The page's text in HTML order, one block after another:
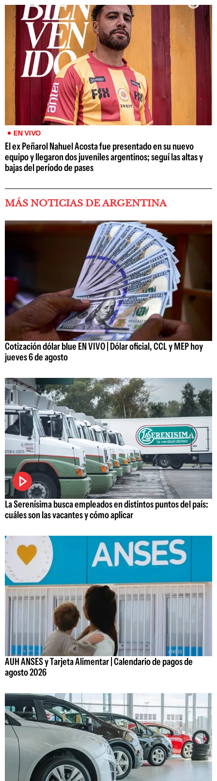
EN VIVO
El ex Peñarol Nahuel Acosta fue presentado en su nuevo
equipo y llegaron dos juveniles argentinos; seguí las altas y
bajas del período de pases
MÁS NOTICIAS DE ARGENTINA
Cotización dólar blue EN VIVO | Dólar oficial, CCL y MEP hoy
jueves 6 de agosto
La Serenísima busca empleados en distintos puntos del país:
cuáles son las vacantes y cómo aplicar
AUH ANSES y Tarjeta Alimentar | Calendario de pagos de
agosto 2026